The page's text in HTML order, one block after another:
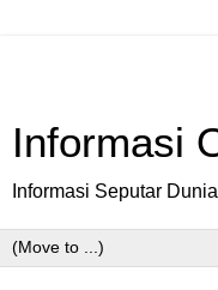
Informasi
Informasi Seputar